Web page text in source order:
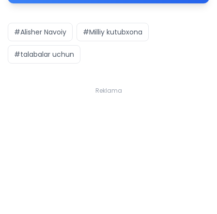
#Alisher Navoiy #Milliy kutubxona
#talabalar uchun
Reklama